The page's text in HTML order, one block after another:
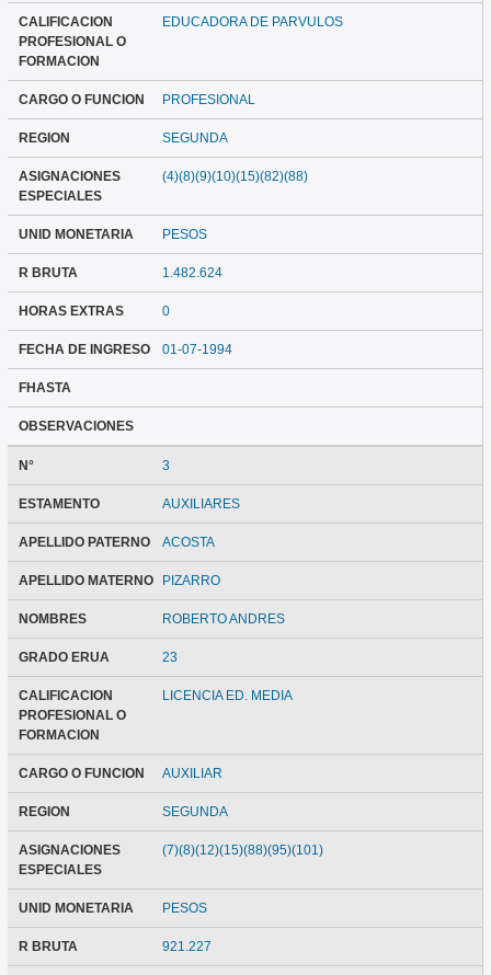
CALIFICACION
PROFESIONAL O
FORMACION
EDUCADORA DE PARVULOS
CARGO O FUNCION PROFESIONAL
REGION SEGUNDA
ASIGNACIONES
ESPECIALES
(4)(8)(9)(10)(15)(82)(88)
UNID MONETARIA PESOS
R BRUTA 1.482.624
HORAS EXTRAS 0
FECHA DE INGRESO 01-07-1994
FHASTA
OBSERVACIONES
N° 3
ESTAMENTO AUXILIARES
APELLIDO PATERNO ACOSTA
APELLIDO MATERNO PIZARRO
NOMBRES ROBERTO ANDRES
GRADO ERUA 23
CALIFICACION
PROFESIONAL O
FORMACION
LICENCIA ED. MEDIA
CARGO O FUNCION AUXILIAR
REGION SEGUNDA
ASIGNACIONES
ESPECIALES
(7)(8)(12)(15)(88)(95)(101)
UNID MONETARIA PESOS
R BRUTA 921.227